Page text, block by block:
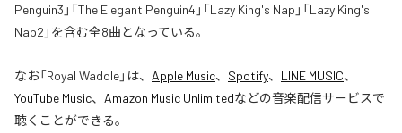
Penguin3」「The Elegant Penguin4」「Lazy King's Nap」「Lazy King's
Nap2」を含む全8曲となっている。
なお「Royal Waddle」は、 Apple Music、 Spotify、 LINE MUSIC、
YouTube Music、 Amazon Music Unlimitedなどの音楽配信サービスで
聴くことができる。